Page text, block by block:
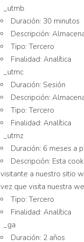
_utmb
Duración: 30 minutos
Descripción:
Tipo: Tercero
Finalidad: Analítica
_utmc
Duración: Sesión
Descripción:
Tipo: Tercero
Finalidad: Analítica
_utmz
Duración: 6 meses a
Descripción: Esta
visitante a nuestro sitio
vez que visita nuestra
Tipo: Tercero
Finalidad: Analítica
_ga
Duración: 2 años